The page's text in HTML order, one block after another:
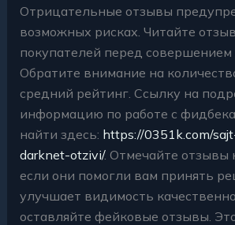
Отрицательные отзывы
возможных рисках. Читайте
покупателей перед совершением
Обратите внимание на
средний рейтинг. Ссылку на
информацию по работе с
найти здесь: https://0351k.com/
darknet-otzivi/. Отмечайте отзывы
если они помогли вам принять
улучшает видимость
оставляйте фейковые отзывы.